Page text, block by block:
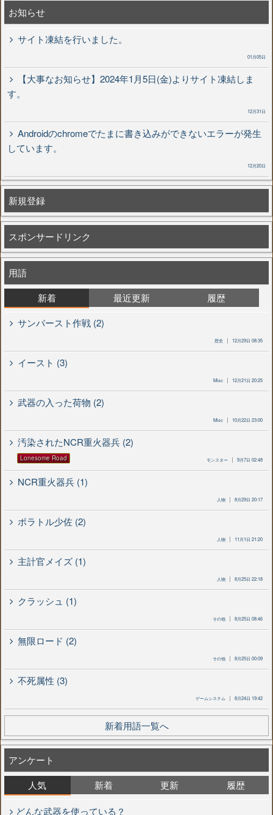
お知らせ
サイト凍結を行いました。
01月05日
【大事なお知らせ】2024年1月5日(金)よりサイト凍結しま
す。
12月31日
Androidのchromeでたまに書き込みができないエラーが発生
しています。
12月20日
新規登録
スポンサードリンク
用語
新着
最近更新
履歴
サンバースト作戦 (2)
歴史 12月29日 08:35
イースト (3)
Misc 12月21日 20:25
武器の入った荷物 (2)
Misc 10月22日 23:00
汚染されたNCR重火器兵 (2)
Lonesome Road モンスター 9月7日 02:48
NCR重火器兵 (1)
人物 8月29日 20:17
ポラトル少佐 (2)
人物 11月1日 21:20
主計官メイズ (1)
人物 8月25日 22:18
クラッシュ (1)
その他 8月25日 08:46
無限ロード (2)
その他 8月25日 00:09
不死属性 (3)
ゲームシステム 8月24日 19:42
新着用語一覧へ
アンケート
人気
新着 更新 履歴
どんな武器を使っている？